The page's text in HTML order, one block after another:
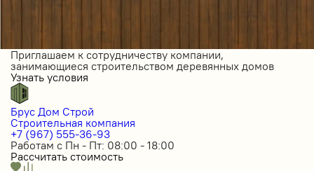
Приглашаем к сотрудничеству компании,
занимающиеся строительством деревянных домов
Узнать условия
Брус Дом Строй
Строительная компания
+7 (967) 555-36-93
Работам с Пн - Пт: 08:00 - 18:00
Рассчитать стоимость